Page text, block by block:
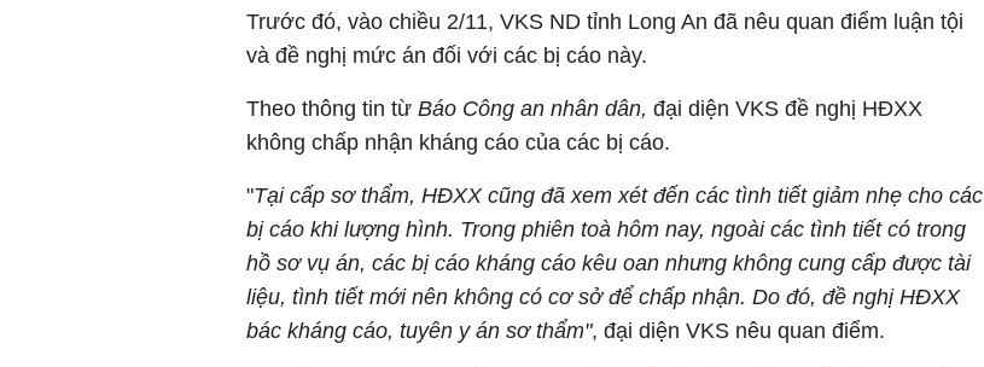
Trước đó, vào chiều 2/11, VKS ND tỉnh Long An đã nêu quan điểm luận tội
và đề nghị mức án đối với các bị cáo này.
Theo thông tin từ Báo Công an nhân dân, đại diện VKS đề nghị HĐXX
không chấp nhận kháng cáo của các bị cáo.
"Tại cấp sơ thẩm, HĐXX cũng đã xem xét đến các tình tiết giảm nhẹ cho các
bị cáo khi lượng hình. Trong phiên toà hôm nay, ngoài các tình tiết có trong
hồ sơ vụ án, các bị cáo kháng cáo kêu oan nhưng không cung cấp được tài
liệu, tình tiết mới nên không có cơ sở để chấp nhận. Do đó, đề nghị HĐXX
bác kháng cáo, tuyên y án sơ thẩm", đại diện VKS nêu quan điểm.